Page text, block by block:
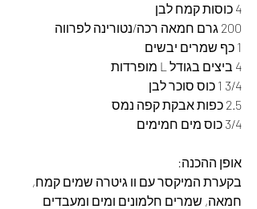
4 כוסות קמח לבן
200 גרם חמאה רכה/נטורינה לפרווה
1 כף שמרים יבשים
4 ביצים בגודל L מופרדות
3/4 1 כוס סוכר לבן
2.5 כפות אבקת קפה נמס
3/4 כוס מים חמימים
אופן ההכנה:
בקערת המיקסר עם וו גיטרה שמים קמח,
חמאה, שמרים חלמונים ומים ומעבדים